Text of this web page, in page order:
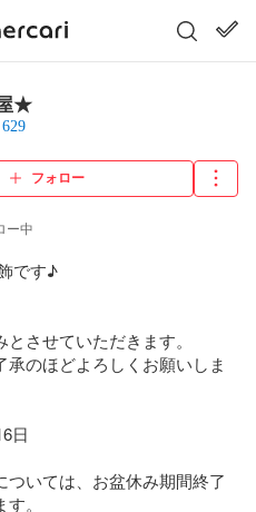
★
629
フォロー
ー中
です♪
させていただきます。
のほどよろしくお願いしま
日
いては、お盆休み期間終了
。